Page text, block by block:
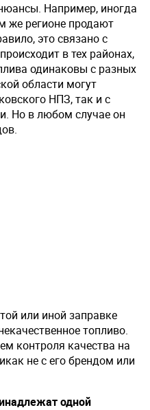
Например, иногда
же регионе продают
это связано с
в тех районах,
одинаковы с разных
области могут
НПЗ, так и с
Но в любом случае он
или иной заправке
топливо.
контроля качества на
не с его брендом или
одной